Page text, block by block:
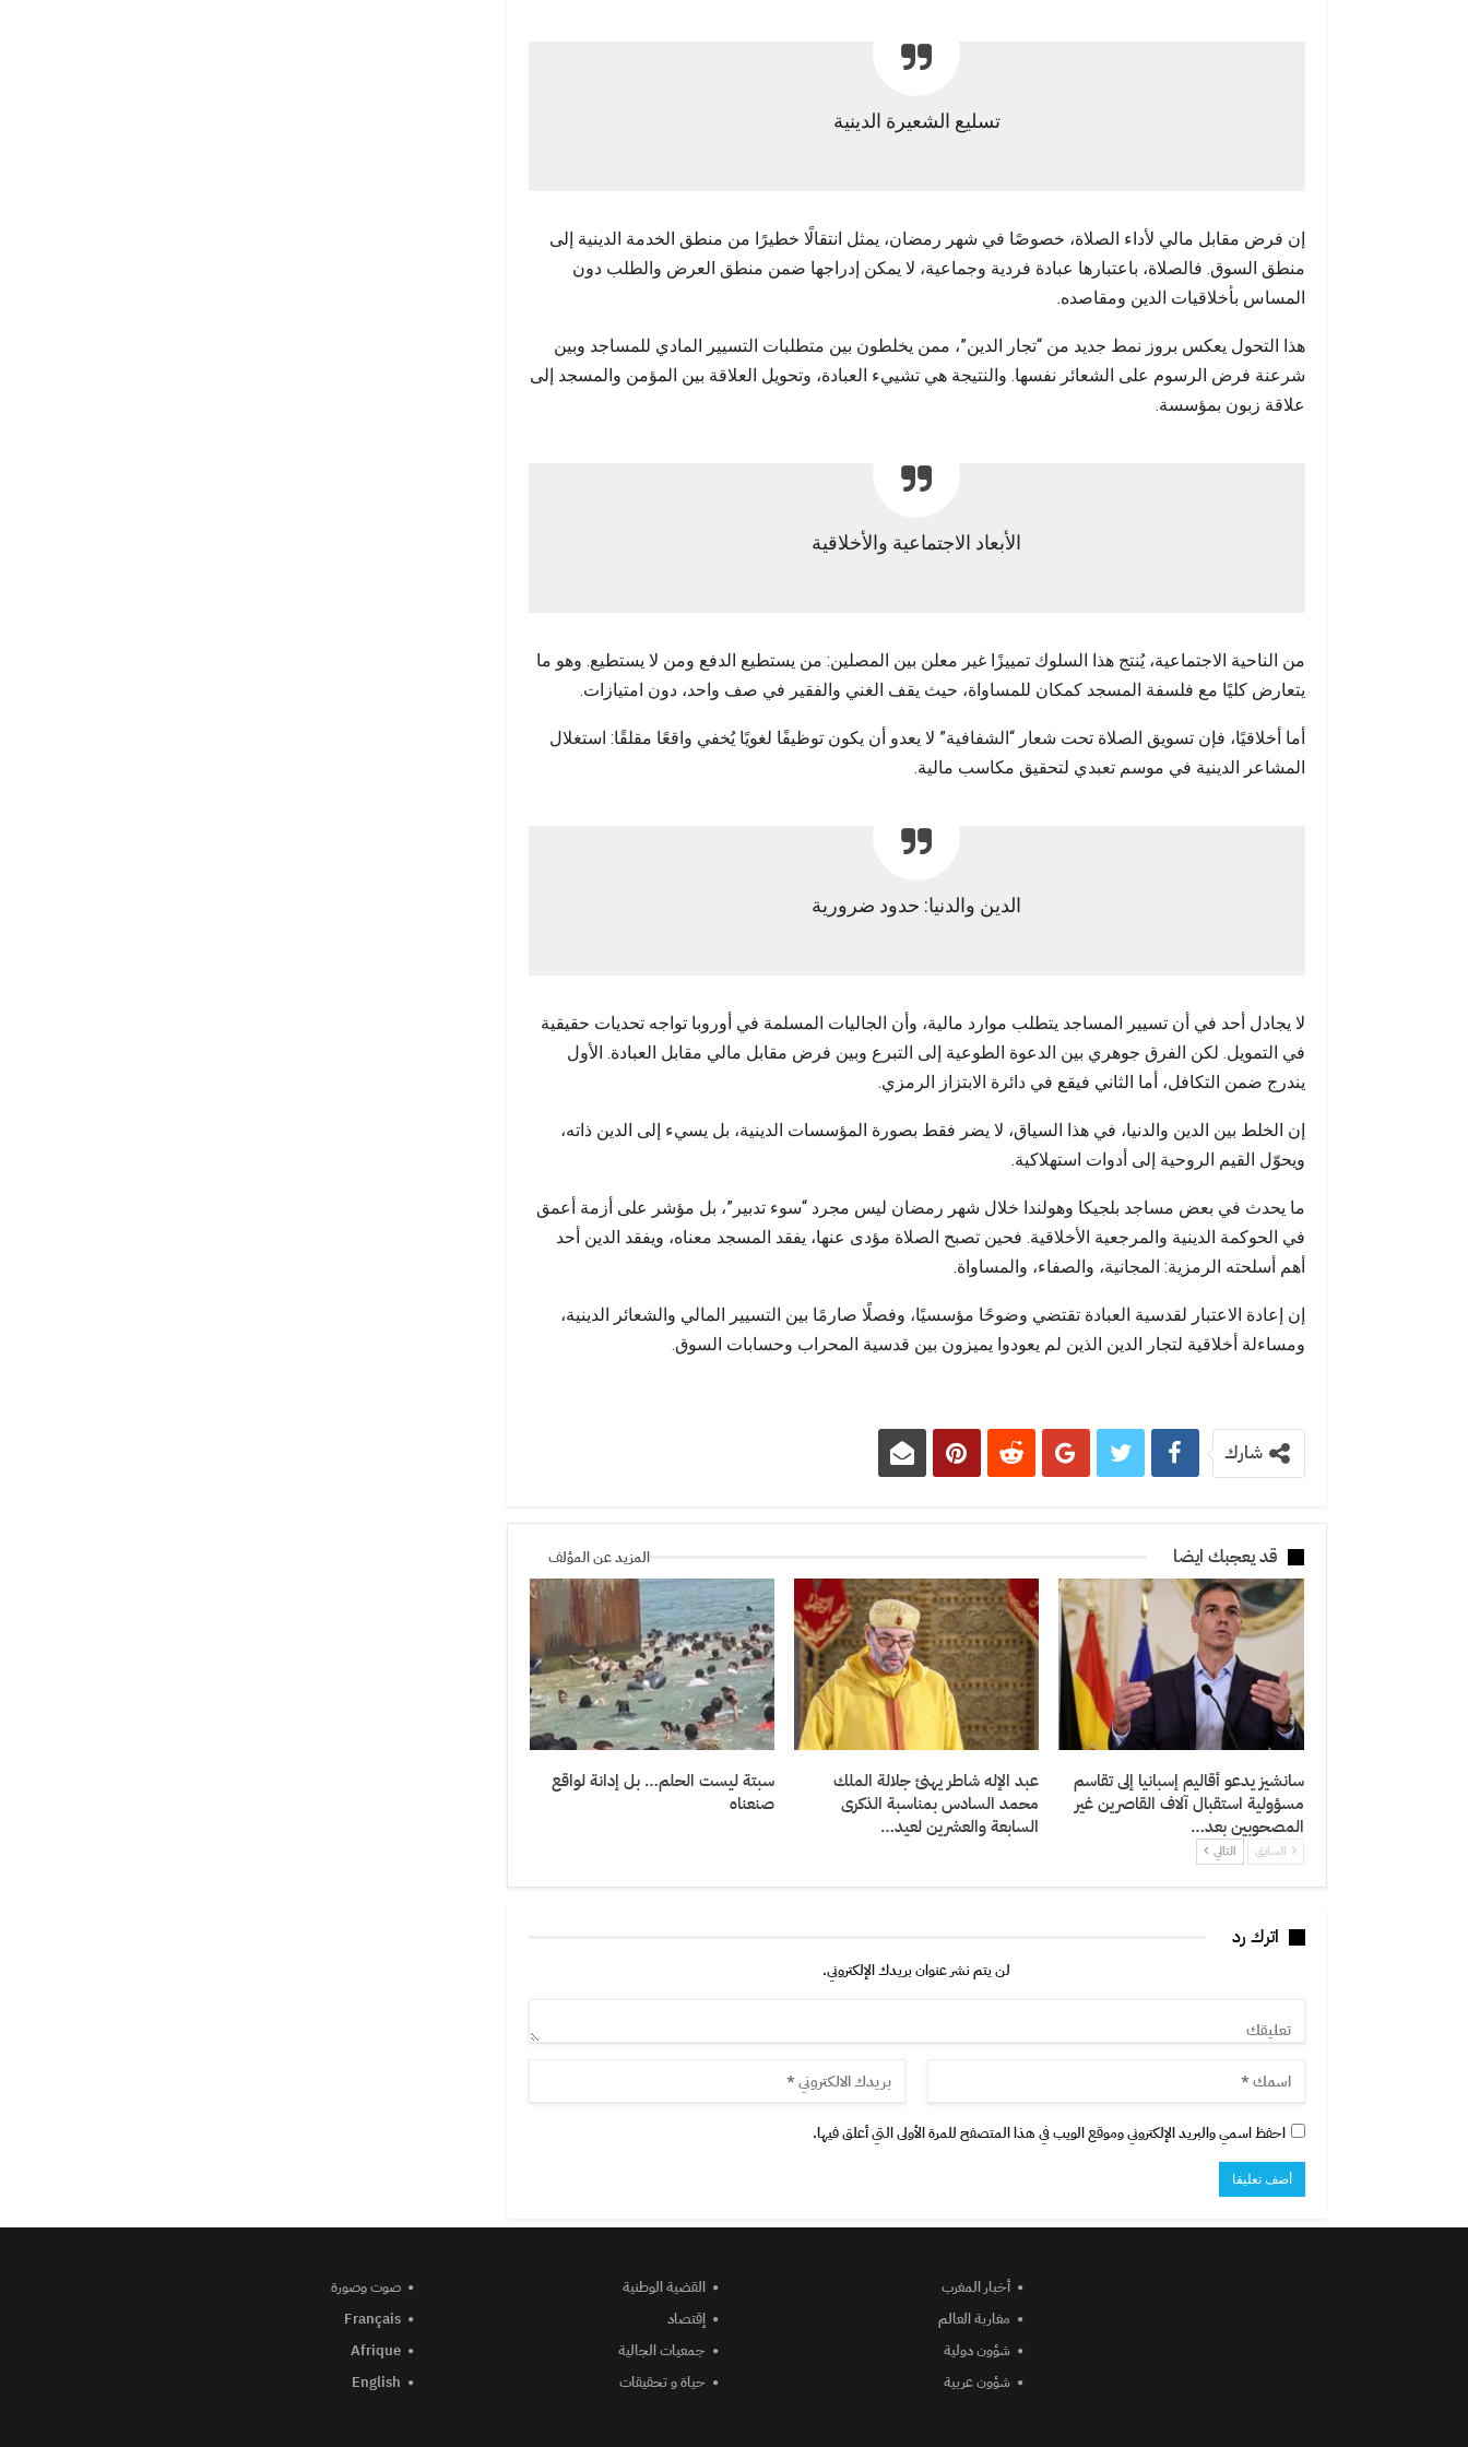
تسليع الشعيرة الدينية
إن فرض مقابل مالي لأداء الصلاة، خصوصًا في شهر رمضان، يمثل انتقالًا خطيرًا من منطق الخدمة الدينية إلى
منطق السوق. فالصلاة، باعتبارها عبادة فردية وجماعية، لا يمكن إدراجها ضمن منطق العرض والطلب دون
المساس بأخلاقيات الدين ومقاصده.
هذا التحول يعكس بروز نمط جديد من “تجار الدين”، ممن يخلطون بين متطلبات التسيير المادي للمساجد وبين
شرعنة فرض الرسوم على الشعائر نفسها. والنتيجة هي تشييء العبادة، وتحويل العلاقة بين المؤمن والمسجد إلى
علاقة زبون بمؤسسة.
الأبعاد الاجتماعية والأخلاقية
من الناحية الاجتماعية، يُنتج هذا السلوك تمييزًا غير معلن بين المصلين: من يستطيع الدفع ومن لا يستطيع. وهو ما
يتعارض كليًا مع فلسفة المسجد كمكان للمساواة، حيث يقف الغني والفقير في صف واحد، دون امتيازات.
أما أخلاقيًا، فإن تسويق الصلاة تحت شعار “الشفافية” لا يعدو أن يكون توظيفًا لغويًا يُخفي واقعًا مقلقًا: استغلال
المشاعر الدينية في موسم تعبدي لتحقيق مكاسب مالية.
الدين والدنيا: حدود ضرورية
لا يجادل أحد في أن تسيير المساجد يتطلب موارد مالية، وأن الجاليات المسلمة في أوروبا تواجه تحديات حقيقية
في التمويل. لكن الفرق جوهري بين الدعوة الطوعية إلى التبرع وبين فرض مقابل مالي مقابل العبادة. الأول
يندرج ضمن التكافل، أما الثاني فيقع في دائرة الابتزاز الرمزي.
إن الخلط بين الدين والدنيا، في هذا السياق، لا يضر فقط بصورة المؤسسات الدينية، بل يسيء إلى الدين ذاته،
ويحوّل القيم الروحية إلى أدوات استهلاكية.
ما يحدث في بعض مساجد بلجيكا وهولندا خلال شهر رمضان ليس مجرد “سوء تدبير”، بل مؤشر على أزمة أعمق
في الحوكمة الدينية والمرجعية الأخلاقية. فحين تصبح الصلاة مؤدى عنها، يفقد المسجد معناه، ويفقد الدين أحد
أهم أسلحته الرمزية: المجانية، والصفاء، والمساواة.
إن إعادة الاعتبار لقدسية العبادة تقتضي وضوحًا مؤسسيًا، وفصلًا صارمًا بين التسيير المالي والشعائر الدينية،
ومساءلة أخلاقية لتجار الدين الذين لم يعودوا يميزون بين قدسية المحراب وحسابات السوق.
شارك
قد يعجبك ايضا المزيد عن المؤلف
سانشيز يدعو أقاليم إسبانيا إلى تقاسم
مسؤولية استقبال آلاف القاصرين غير
المصحوبين بعد…
عبد الإله شاطر يهنئ جلالة الملك
محمد السادس بمناسبة الذكرى
السابعة والعشرين لعيد…
سبتة ليست الحلم… بل إدانة لواقع
صنعناه
السابق التالي
اترك رد
لن يتم نشر عنوان بريدك الإلكتروني.
احفظ اسمي والبريد الإلكتروني وموقع الويب في هذا المتصفح للمرة الأولى التي أعلق فيها.
أخبار المغرب
مغاربة العالم
شؤون دولية
شؤون عربية
القضية الوطنية
إقتصاد
جمعيات الجالية
حياة و تحقيقات
صوت وصورة
Français
Afrique
English